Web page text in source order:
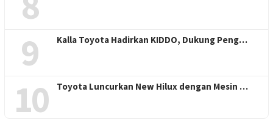
9 Kalla Toyota Hadirkan KIDDO, Dukung Peng…
10 Toyota Luncurkan New Hilux dengan Mesin …